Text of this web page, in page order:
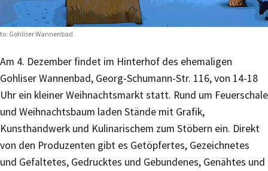
Gohliser Wannenbad
Am 4. Dezember findet im Hinterhof des ehemaligen
Gohliser Wannenbad, Georg-Schumann-Str. 116, von 14-18
Uhr ein kleiner Weihnachtsmarkt statt. Rund um Feuerschale
und Weihnachtsbaum laden Stände mit Grafik,
Kunsthandwerk und Kulinarischem zum Stöbern ein. Direkt
von den Produzenten gibt es Getöpfertes, Gezeichnetes
und Gefaltetes, Gedrucktes und Gebundenes, Genähtes und